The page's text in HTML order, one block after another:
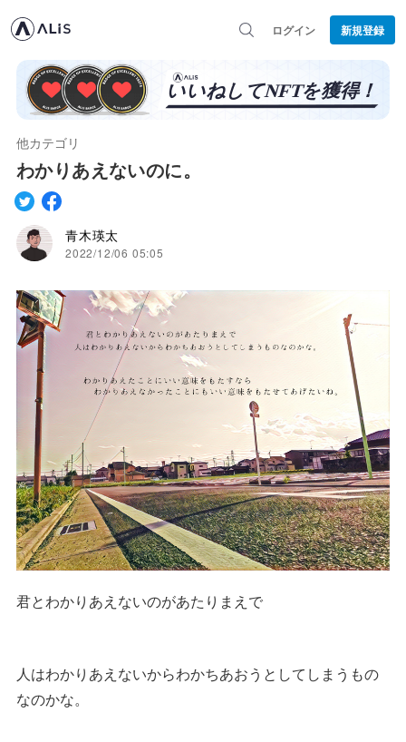
ログイン 新規登録
他カテゴリ
わかりあえないのに。
青木瑛太
2022/12/06 05:05
君とわかりあえないのがあたりまえで
人はわかりあえないからわかちあおうとしてしまうもの
なのかな。